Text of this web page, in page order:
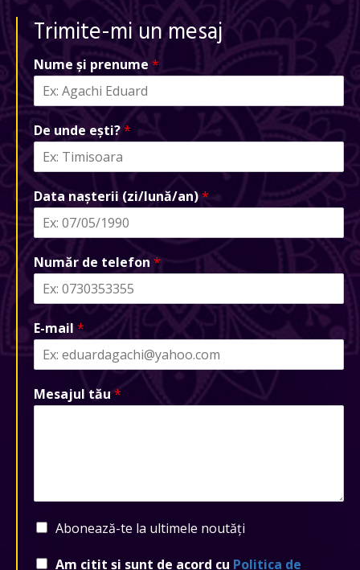
Trimite-mi un mesaj
Nume și prenume *
De unde ești?*
Data nașterii (zi/lună/an)*
Număr de telefon *
E-mail *
Mesajul tău *
Abonează-te la ultimele noutăți
Am citit și sunt de acord cu Politica de